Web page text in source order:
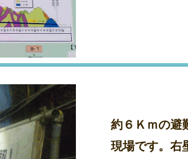
約６Ｋｍの避
現場です。右